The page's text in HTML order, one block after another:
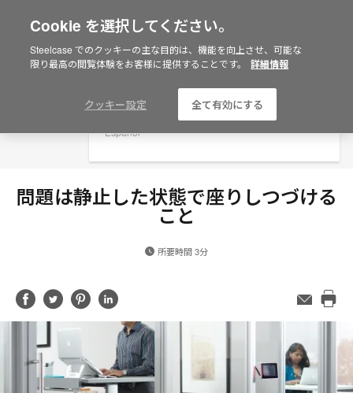
Are you in United States?
Would you like to see Products we sell in
Americas
Español
問題は静止した状態で座りしつづける
こと
所要時間 3分
Share
on
Facebook
Share
on
Twitter
Share
on
Pinterest
Share
on
LinkedIn
メ
ア
ド
レ
ス
Cookie を選択してください。
Steelcase でのクッキーの主な目的は、機能を向上させ、可能な
限り最高の閲覧体験をお客様に提供することです。
詳細情報
クッキー設定 全て有効にする